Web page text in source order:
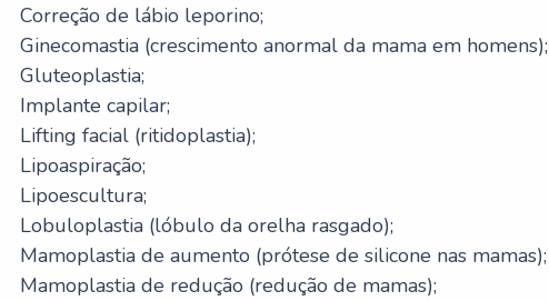
Correção de lábio leporino;
Ginecomastia (crescimento anormal da mama em homens);
Gluteoplastia;
Implante capilar;
Lifting facial (ritidoplastia);
Lipoaspiração;
Lipoescultura;
Lobuloplastia (lóbulo da orelha rasgado);
Mamoplastia de aumento (prótese de silicone nas mamas);
Mamoplastia de redução (redução de mamas);